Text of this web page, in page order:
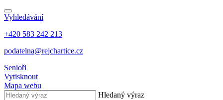
Vyhledávání
+420 583 242 213
podatelna@rejchartice.cz
Senioři
Vytisknout
Mapa webu
Hledaný výraz